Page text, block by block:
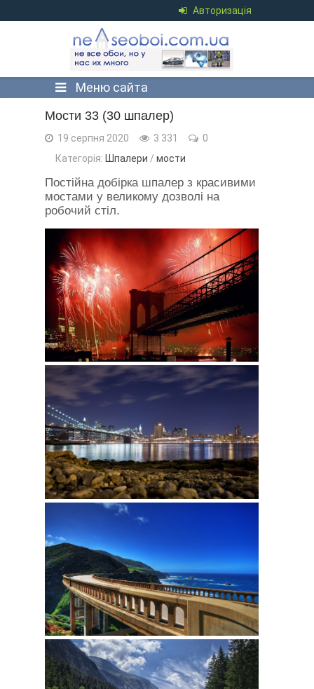
Авторизація
Меню сайта
Мости 33 (30 шпалер)
19 серпня 2020 3 331
0
Категорія: Шпалери / мости
Постійна добірка шпалер з красивими
мостами у великому дозволі на
робочий стіл.